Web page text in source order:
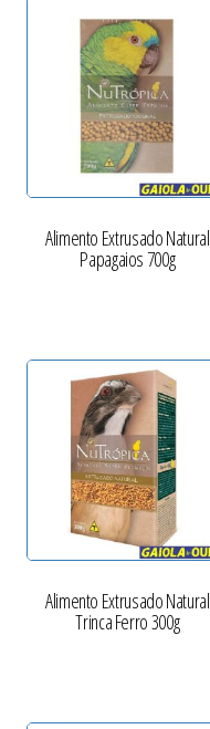
Alimento Extrusado Natural
Papagaios 700g
Alimento Extrusado Natural
Trinca Ferro 300g